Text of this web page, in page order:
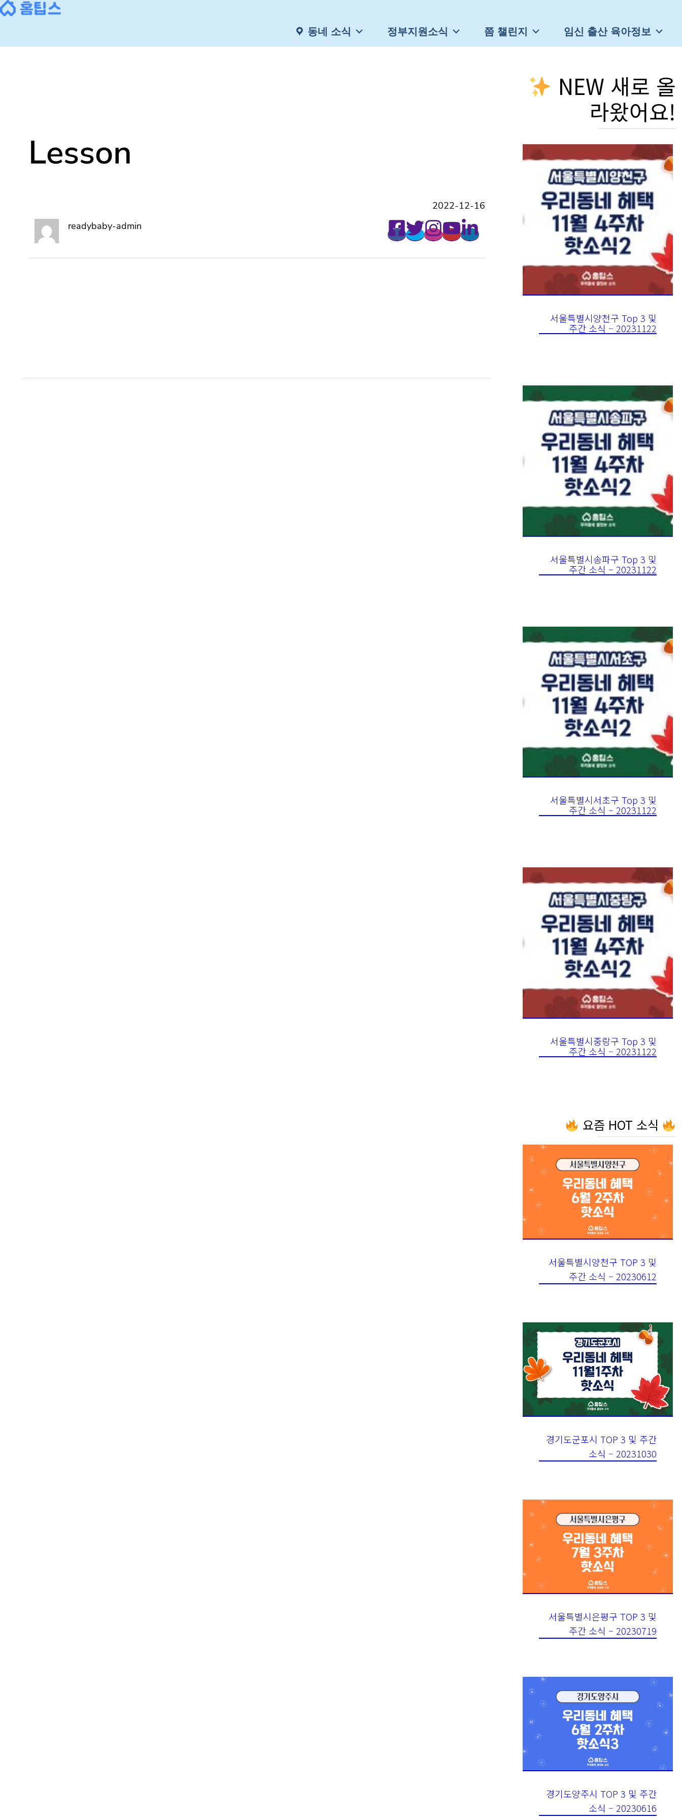
콘
로
동네 소식 정부지원소식 쯤 챌린지 임신 출산 육아정보
Lesson
2022-12-16
readybaby-admin
NEW 새로 올
라왔어요!
서울특별시양천구 Top 3 및
주간 소식 – 20231122
서울특별시송파구 Top 3 및
주간 소식 – 20231122
서울특별시서초구 Top 3 및
주간 소식 – 20231122
서울특별시중랑구 Top 3 및
주간 소식 – 20231122
요즘 HOT 소식
서울특별시양천구 TOP 3 및
주간 소식 – 20230612
경기도군포시 TOP 3 및 주간
소식 – 20231030
서울특별시은평구 TOP 3 및
주간 소식 – 20230719
경기도양주시 TOP 3 및 주간
소식 – 20230616